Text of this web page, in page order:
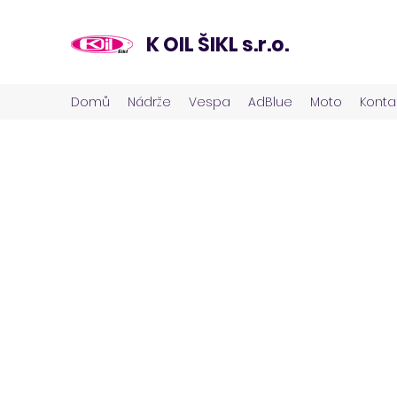
K OIL ŠIKL s.r.o.
Domů Nádrže Vespa AdBlue Moto